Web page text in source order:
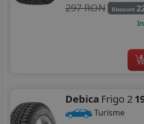
297 RON Discount
4
Debica Frigo 2
Turisme